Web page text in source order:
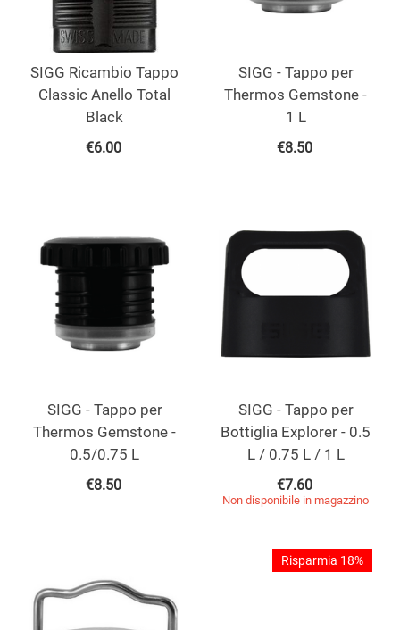
SIGG Ricambio Tappo
Classic Anello Total
Black
€6.00
SIGG - Tappo per
Thermos Gemstone -
1 L
€8.50
SIGG - Tappo per
Thermos Gemstone -
0.5/0.75 L
€8.50
SIGG - Tappo per
Bottiglia Explorer - 0.5
L / 0.75 L / 1 L
€7.60
Non disponibile in magazzino
Risparmia 18%